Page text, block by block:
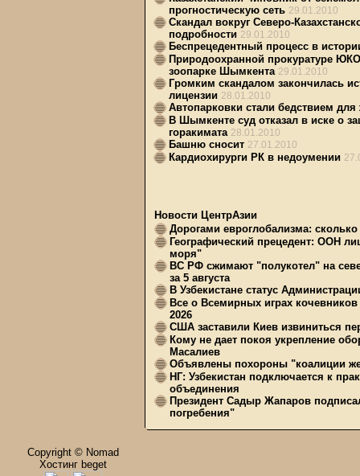
прогностическую сеть 29.01.2010
Скандал вокруг Северо-
подробности 29.01.2010
Беспрецедентный процесс в
Природоохранной прокуратуре
зоопарке Шымкента 29.01.2010
Громким скандалом закончилась
лицензии 28.01.2010
Автопарковки стали бедствием
В Шымкенте суд отказал в иске о
горакимата 28.01.2010
Башню сносит 27.01.2010
Кардиохирурги РК в недоумении
Новости ЦентрАзии
Дорогами евроглобализма:
Географический прецедент: ООН
моря"
ВС РФ сжимают "полукотел" на
за 5 августа
В Узбекистане статус
Все о Всемирных играх
2026
США заставили Киев извиниться
Кому не дает покоя укрепление
Масалиев
Объявлены похороны "коалиции
НГ: Узбекистан подключается к
объединения
Президент Садыр Жапаров
погребения"
Copyright © Nomad
Хостинг beget